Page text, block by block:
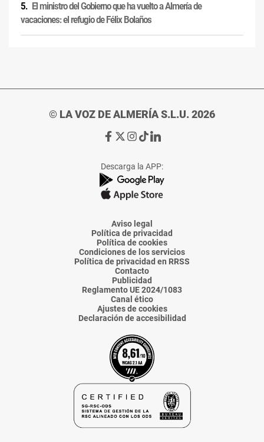
El ministro del Gobierno que ha vuelto a Almería de
vacaciones: el refugio de Félix Bolaños
© LA VOZ DE ALMERÍA S.L.U. 2026
Ir
de
La
Voz
Almería
Ir
de
La
Voz
Almería
Ir
de
La
Voz
Almería
Ir
de
La
Voz
Almería
Ir
de
La
Voz
Descarga la APP:
Aviso legal
Política de privacidad
Política de cookies
Condiciones de los servicios
Política de privacidad en RRSS
Contacto
Publicidad
Reglamento UE 2024/1083
Canal ético
Ajustes de cookies
Declaración de accesibilidad